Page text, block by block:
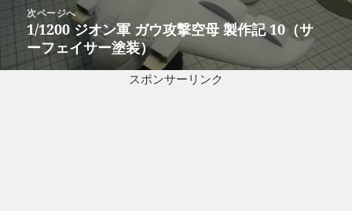
ン
稿:
次ページへ
次
の
投
1/1200 ジオン軍 ガウ攻撃空母 製作記 10（サ
ーフェイサー塗装）
スポンサーリンク